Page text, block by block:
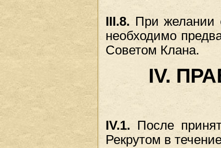
III.8. При желании
необходимо
Советом Клана.
IV.
IV.1. После
Рекрутом в